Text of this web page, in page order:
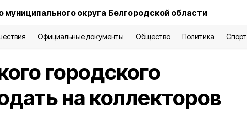
муниципального округа Белгородской области
Официальные документы Общество Политика Спорт
городского
на коллекторов